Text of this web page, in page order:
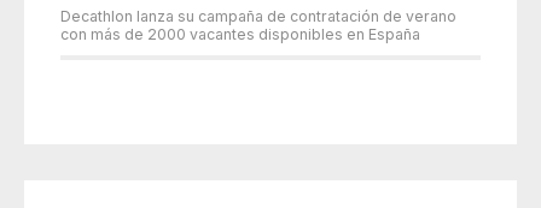
Decathlon lanza su campaña de contratación de verano
con más de 2000 vacantes disponibles en España